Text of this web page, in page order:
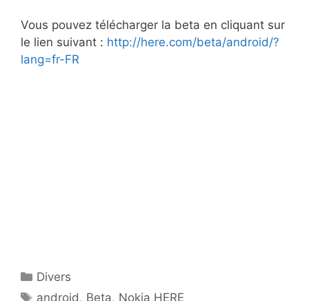
Vous pouvez télécharger la beta en cliquant sur
le lien suivant : http://here.com/beta/android/?
lang=fr-FR
Catégories
Divers
Étiquettes
android , Beta, Nokia HERE